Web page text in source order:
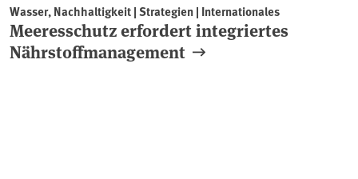
Wasser, Nachhaltigkeit | Strategien | Internationales
Meeresschutz erfordert integriertes
Nährstoffmanagement